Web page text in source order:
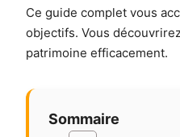
Ce guide complet vous
objectifs. Vous
patrimoine efficacement.
Sommaire